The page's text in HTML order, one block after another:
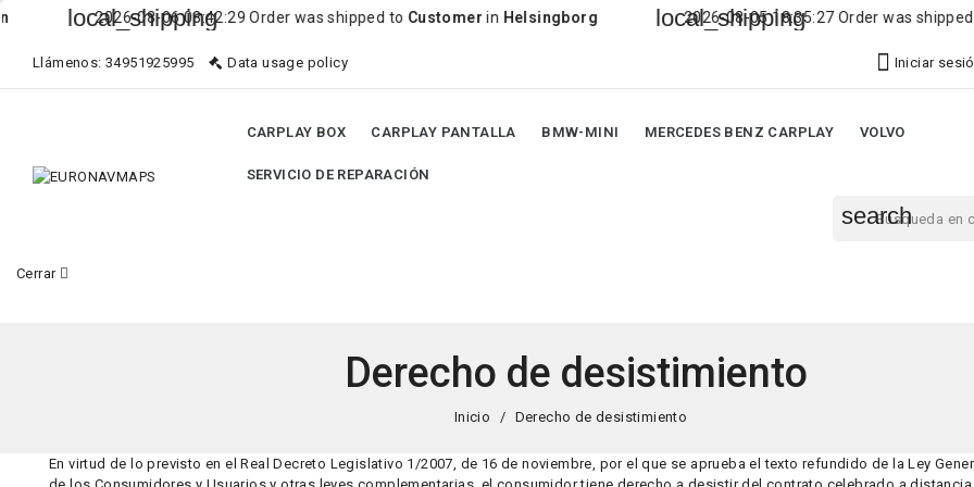
local_shipping
2026-08-06 08:42:29 Order was shipped toCustomerinHelsingborg local_shipping
2026-08-05 18:35:27 Order was shipped to
Llámenos:34951925995 Data usage policy  Iniciar
CARPLAY BOX CARPLAY PANTALLA BMW-MINI MERCEDES BENZ CARPLAY VOLVO
SERVICIO DE REPARACIÓN
search
Cerrar
Derecho de desistimiento
Inicio Derecho de desistimiento
En virtud de lo previsto en el Real Decreto Legislativo 1/2007, de 16 de noviembre, por el que se aprueba el texto refundido de la Ley